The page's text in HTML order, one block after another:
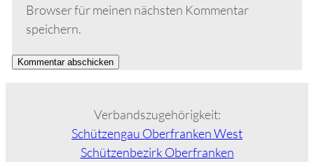
Browser für meinen nächsten Kommentar
speichern.
Verbandszugehörigkeit:
Schützengau Oberfranken West
Schützenbezirk Oberfranken